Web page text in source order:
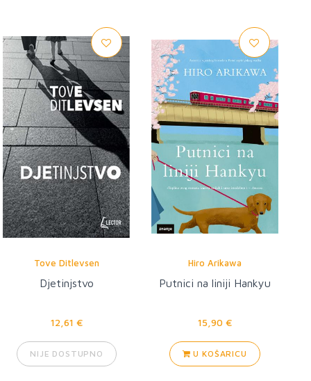
Tove Ditlevsen
Djetinjstvo
12,61 €
NIJE DOSTUPNO
Hiro Arikawa
Putnici na liniji Hankyu
15,90 €
U KOŠARICU